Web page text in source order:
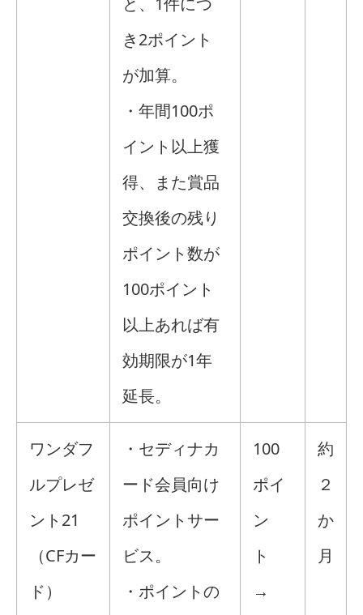
き2ポイント
が加算。
・年間100ポ
イント以上獲
得、また賞品
交換後の残り
ポイント数が
100ポイント
以上あれば有
効期限が1年
延長。
ワンダフ
ルプレゼ
ント21
（CFカー
ド）
・セディナカ
ード会員向け
ポイントサー
ビス。
・ポイントの
100
ポイ
ン
ト
→
約
２
か
月